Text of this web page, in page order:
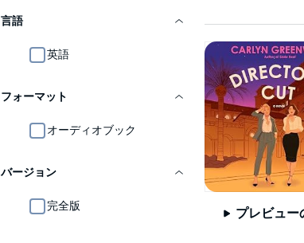
言語
英語
フォーマット
オーディオブック
バージョン
完全版
プレビュー